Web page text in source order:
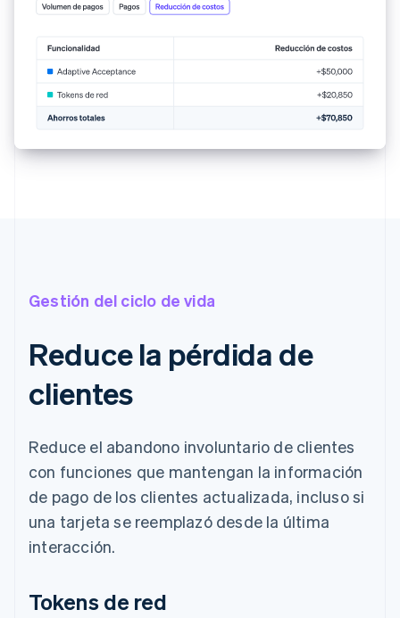
Gestión del ciclo de vida
Reduce la pérdida de
clientes
Reduce el abandono involuntario de clientes
con funciones que mantengan la información
de pago de los clientes actualizada, incluso si
una tarjeta se reemplazó desde la última
interacción.
Tokens de red